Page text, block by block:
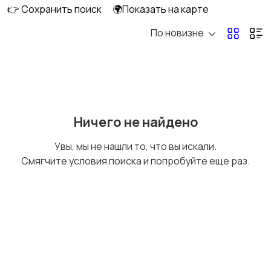
Снегоходы
👉 Сохранить поиск
🌍Показать на карте
По новизне
Ничего не найдено
Увы, мы не нашли то, что вы искали.
Смягчите условия поиска и попробуйте еще раз.